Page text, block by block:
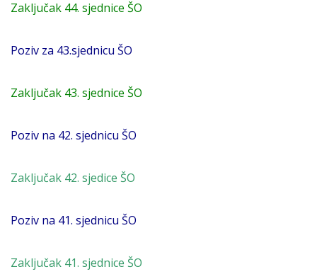
Zaključak 44. sjednice ŠO
Poziv za 43.sjednicu ŠO
Zaključak 43. sjednice ŠO
Poziv na 42. sjednicu ŠO
Zaključak 42. sjedice ŠO
Poziv na 41. sjednicu ŠO
Zaključak 41. sjednice ŠO